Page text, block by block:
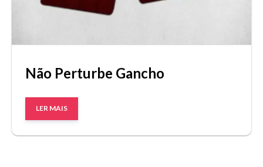
Não Perturbe Gancho
LER MAIS